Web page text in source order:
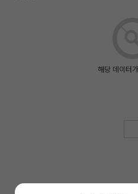
해당 데이터